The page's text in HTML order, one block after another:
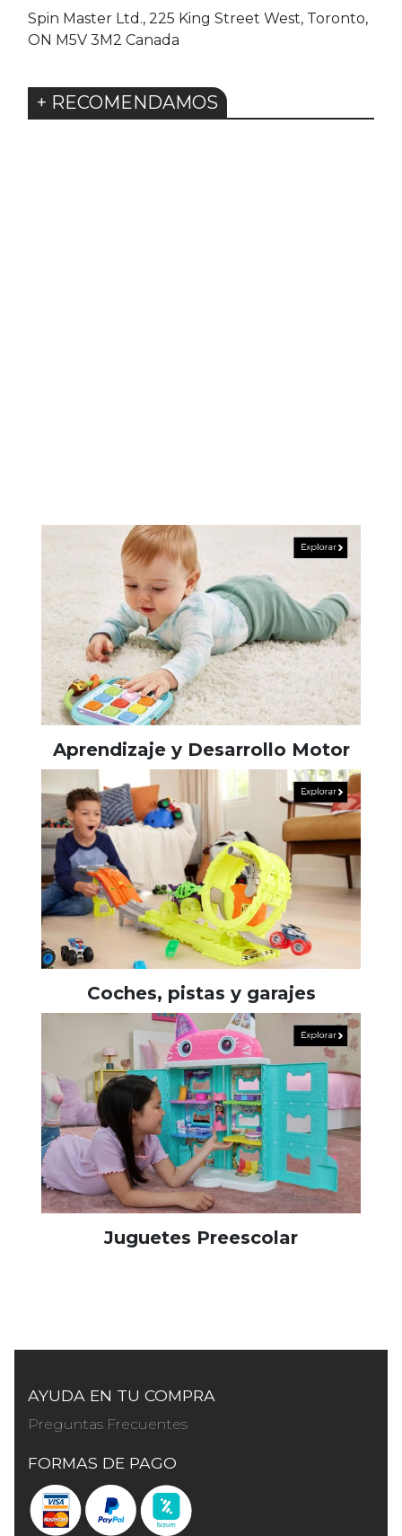
Spin Master Ltd., 225 King Street West, Toronto,
ON M5V 3M2 Canada
+ RECOMENDAMOS
Aprendizaje y Desarrollo Motor
Coches, pistas y garajes
Juguetes Preescolar
AYUDA EN TU COMPRA
Preguntas Frecuentes
FORMAS DE PAGO